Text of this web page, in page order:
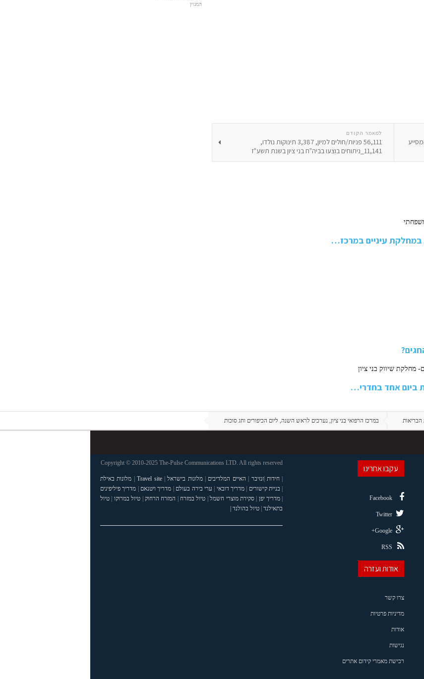
למאמר הקודם
ֹ56,111 פניות/חולים למיון, 3,387 תינוקות נולדו,
11,141_ניתוחים בוצעו בביה"ח בני ציון בשנת תשע"ז
המגזין
במרכז הרפואי בני ציון, נערכים לראש השנה, ליום הכיפורים וחג סוכות
עקבו אחרינו
Facebook
Twitter
Google+
RSS
אודות ועזרה
צרו קשר
מדיניות פרטיות
אודות
נגישות
רכישת מאמרי קידום אתרים
Copyright © 2010-2025 The-Pulse Communications LTD. All rights reserved
חידות|זנזיבר האיים המלדיבים |מלונות בישראל|
Travel site
| מלונות באילת
בניית קישורים |מדריך דובאי ערי בירה בעולם מדריך ויטנאם
מדריך פיליפינים
מדריך יפן |סקירת מוצרי חשמל| טיול במזרח המזרח הרחוק טיול במרוקו
טיול
בתאילנד| טיול בהולנד |